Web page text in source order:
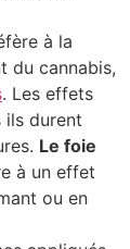
à la
du cannabis,
. Les effets
ils durent
Le foie
à un effet
ou en